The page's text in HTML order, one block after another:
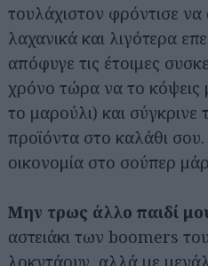
τουλάχιστον φρόντισε να
λαχανικά και λιγότερα
απόφυγε τις έτοιμες
χρόνο τώρα να το κόψεις
το μαρούλι) και σύγκρινε
προϊόντα στο καλάθι σου.
οικονομία στο σούπερ
Μην τρως άλλο παιδί
αστειάκι των boomers
λοκντάουν, αλλά με